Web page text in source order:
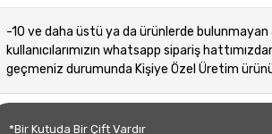
-10 ve daha üstü ya da ürünlerde
kullanıcılarımızın whatsapp sipariş
geçmeniz durumunda Kişiye Özel Üretim
*Bir Kutuda Bir Çift Vardır